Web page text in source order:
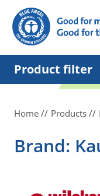
in quotation
Product filter
Home Products
Brand: